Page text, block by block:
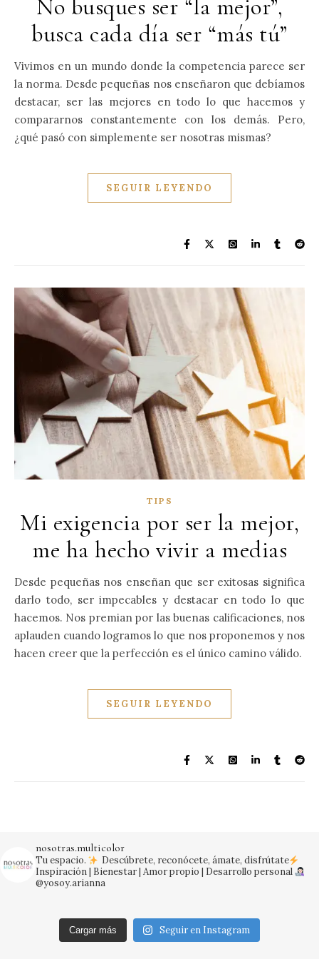
No busques ser “la mejor”,
busca cada día ser “más tú”
Vivimos en un mundo donde la competencia parece ser
la norma. Desde pequeñas nos enseñaron que debíamos
destacar, ser las mejores en todo lo que hacemos y
compararnos constantemente con los demás. Pero,
¿qué pasó con simplemente ser nosotras mismas?
SEGUIR LEYENDO
TIPS
Mi exigencia por ser la mejor,
me ha hecho vivir a medias
Desde pequeñas nos enseñan que ser exitosas significa
darlo todo, ser impecables y destacar en todo lo que
hacemos. Nos premian por las buenas calificaciones, nos
aplauden cuando logramos lo que nos proponemos y nos
hacen creer que la perfección es el único camino válido.
SEGUIR LEYENDO
nosotras.multicolor
Tu espacio.
Descúbrete, reconócete, ámate, disfrútate
Inspiración | Bienestar | Amor propio | Desarrollo personal
@yosoy.arianna
Cargar más Seguir en Instagram